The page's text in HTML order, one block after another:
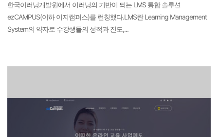
한국이러닝개발원에서 이러닝의 기반이 되는 LMS 통합 솔루션
ezCAMPUS(이하 이지캠퍼스)를 런칭했다.LMS란 Learning Management
System의 약자로 수강생들의 성적과 진도,...